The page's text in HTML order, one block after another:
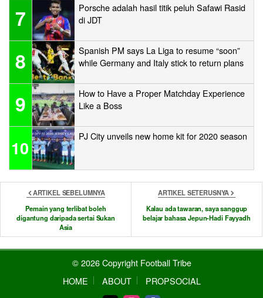
7
Porsche adalah hasil titik peluh Safawi Rasid
di JDT
8
Spanish PM says La Liga to resume “soon”
while Germany and Italy stick to return plans
9
How to Have a Proper Matchday Experience
Like a Boss
10
PJ City unveils new home kit for 2020 season
ARTIKEL SEBELUMNYA
Pemain yang terlibat boleh
digantung daripada sertai Sukan
Asia
ARTIKEL SETERUSNYA
Kalau ada tawaran, saya sanggup
belajar bahasa Jepun-Hadi Fayyadh
© 2026 Copyright Football Tribe
HOME
ABOUT PROPSOCIAL